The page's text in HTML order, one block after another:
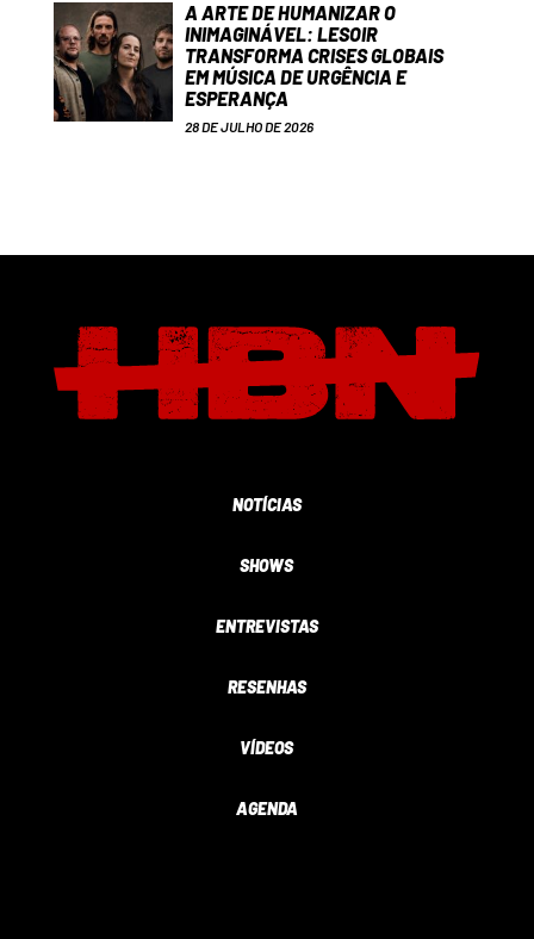
A ARTE DE HUMANIZAR O
INIMAGINÁVEL: LESOIR
TRANSFORMA CRISES GLOBAIS
EM MÚSICA DE URGÊNCIA E
ESPERANÇA
28 DE JULHO DE 2026
NOTÍCIAS
SHOWS
ENTREVISTAS
RESENHAS
VÍDEOS
AGENDA